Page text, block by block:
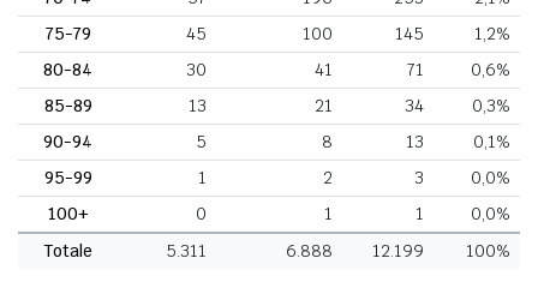
75-79
45 100 145
1,2%
80-84
30 41 71
0,6%
85-89
13 21 34
0,3%
90-94
5 8 13
0,1%
95-99
1 2 3
0,0%
100+
0 1 1
0,0%
Totale
5.311 6.888 12.199 100%